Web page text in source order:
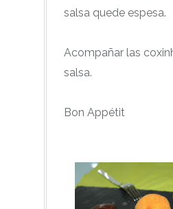
salsa quede espesa.
Acompañar las
salsa.
Bon Appétit